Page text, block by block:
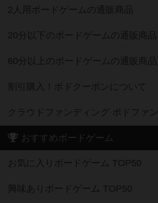
2人用ボードゲームの通販商品
20分以下のボードゲームの通販商品
60分以上のボードゲームの通販商品
割引購入！ボドクーポンについて
クラウドファンディング ボドファン
おすすめボードゲーム
お気に入りボードゲーム TOP50
興味ありボードゲーム TOP50